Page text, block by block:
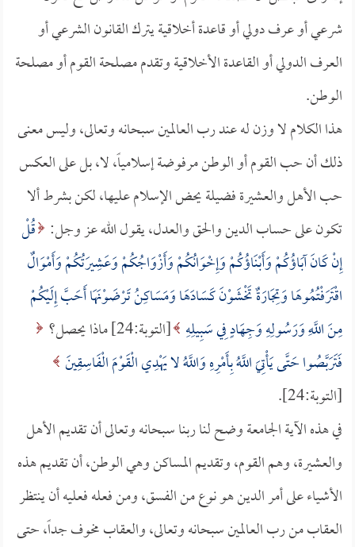
شرعي أو عرف دولي أو قاعدة أخلاقية يترك القانون الشرعي أو
العرف الدولي أو القاعدة الأخلاقية وتقدم مصلحة القوم أو مصلحة
الوطن.
هذا الكلام لا وزن له عند رب العالمين سبحانه وتعالى، وليس معنى
ذلك أن حب القوم أو الوطن مرفوضة إسلامياً، لا، بل على العكس
حب الأهل والعشيرة فضيلة يحض الإسلام عليها، لكن بشرط ألا
تكون على حساب الدين والحق والعدل، يقول الله عز وجل: قُلْ
إِنْ كَانَ آبَاؤُكُمْ وَأَبْنَاؤُكُمْ وَإِخْوَانُكُمْ وَأَزْوَاجُكُمْ وَعَشِيرَتُكُمْ وَأَمْوَالٌ
اقْتَرَفْتُمُوهَا وَتِجَارَةٌ تَخْشَوْنَ كَسَادَهَا وَمَسَاكِنُ تَرْضَوْنَهَا أَحَبَّ إِلَيْكُمْ
مِنَ اللَّهِ وَرَسُولِهِ وَجِهَادٍ فِي سَبِيلِهِ [التوبة:24] ماذا يحصل؟
فَتَرَبَّصُوا حَتَّى يَأْتِيَ اللَّهُ بِأَمْرِهِ وَاللَّهُ لا يَهْدِي الْقَوْمَ الْفَاسِقِينَ
[التوبة:24].
في هذه الآية الجامعة وضح لنا ربنا سبحانه وتعالى أن تقديم الأهل
والعشيرة، وهم القوم، وتقديم المساكن وهي الوطن، أن تقديم هذه
الأشياء على أمر الدين هو نوع من الفسق، ومن فعله فعليه أن ينتظر
العقاب من رب العالمين سبحانه وتعالى، والعقاب مخوف جداً، حتى